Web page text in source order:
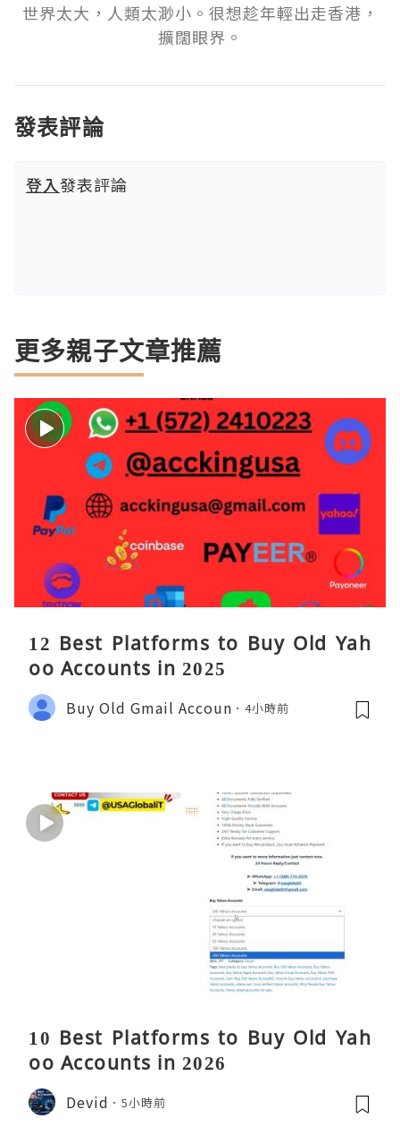
世界太大，人類太渺小。很想趁年輕出走香港，
擴闊眼界。
發表評論
登入發表評論
更多親子文章推薦
12 Best Platforms to Buy Old Yah
oo Accounts in 2025
Buy Old Gmail Accoun 4小時前
10 Best Platforms to Buy Old Yah
oo Accounts in 2026
Devid 5小時前